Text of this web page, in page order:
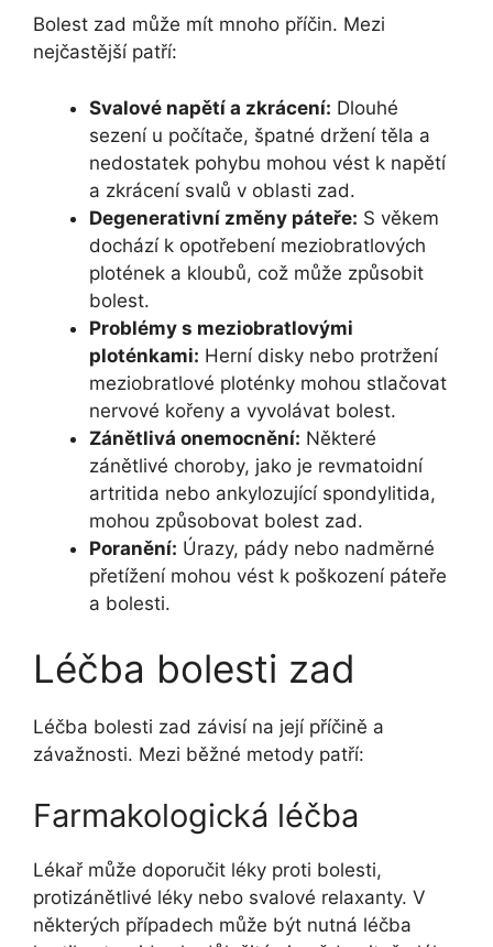
Bolest zad může mít mnoho příčin. Mezi
nejčastější patří:
Svalové napětí a zkrácení: Dlouhé
sezení u počítače, špatné držení těla a
nedostatek pohybu mohou vést k napětí
a zkrácení svalů v oblasti zad.
Degenerativní změny páteře: S věkem
dochází k opotřebení meziobratlových
plotének a kloubů, což může způsobit
bolest.
Problémy s meziobratlovými
ploténkami: Herní disky nebo protržení
meziobratlové ploténky mohou stlačovat
nervové kořeny a vyvolávat bolest.
Zánětlivá onemocnění: Některé
zánětlivé choroby, jako je revmatoidní
artritida nebo ankylozující spondylitida,
mohou způsobovat bolest zad.
Poranění: Úrazy, pády nebo nadměrné
přetížení mohou vést k poškození páteře
a bolesti.
Léčba bolesti zad
Léčba bolesti zad závisí na její příčině a
závažnosti. Mezi běžné metody patří:
Farmakologická léčba
Lékař může doporučit léky proti bolesti,
protizánětlivé léky nebo svalové relaxanty. V
některých případech může být nutná léčba